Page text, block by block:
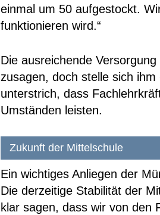
einmal um 50 aufgestockt.
funktionieren wird.“
Die ausreichende
zusagen, doch stelle sich
unterstrich, dass
Umständen leisten.
Zukunft der Mittelschule
Ein wichtiges Anliegen der
Die derzeitige Stabilität der
klar sagen, dass wir von den